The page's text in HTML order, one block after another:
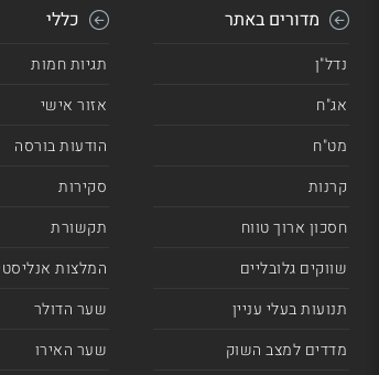
מדורים באתר
נדל"ן
אג"ח
מט"ח
קרנות
חסכון ארוך טווח
שווקים גלובליים
תנועות בעלי עניין
מדדים למצב השוק
כללי
תגיות חמות
אזור אישי
הודעות בורסה
סקירות
תקשורת
המלצות
שער הדולר
שער האירו